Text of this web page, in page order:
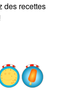
des recettes